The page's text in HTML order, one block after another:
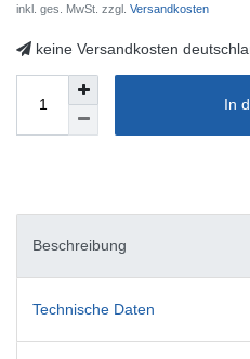
inkl. ges. MwSt. zzgl. Versandkosten
keine Versandkosten
In
Beschreibung
Technische Daten